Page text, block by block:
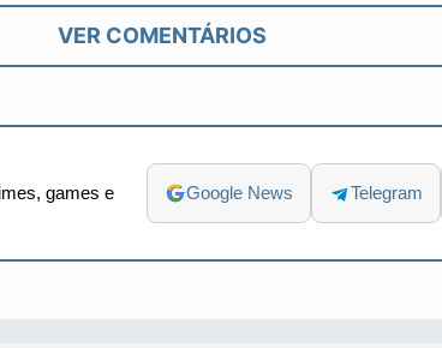
VER COMENTÁRIOS
games e
Google News Telegram